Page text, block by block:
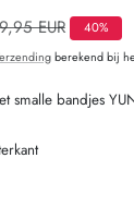
EUR
40%
berekend bij
smalle bandjes